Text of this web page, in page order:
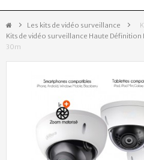
Les kits de vidéo surveillance
>
Kits de vidéo surveillance Haute Définition
30m